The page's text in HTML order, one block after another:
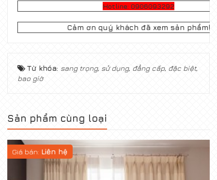
Hotline: 0906093292
Cảm ơn quý khách đã xem sản phẩm!
Từ khóa: sang trọng, sử dụng, đẳng cấp, đặc biệt,
bao giờ
Sản phẩm cùng loại
Giá bán: Liên hệ